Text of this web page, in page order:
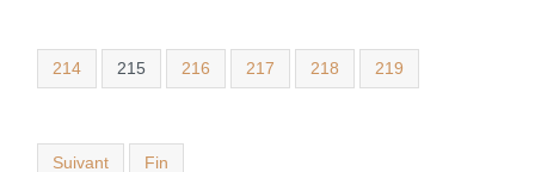
214 215 216 217 218 219
Suivant Fin